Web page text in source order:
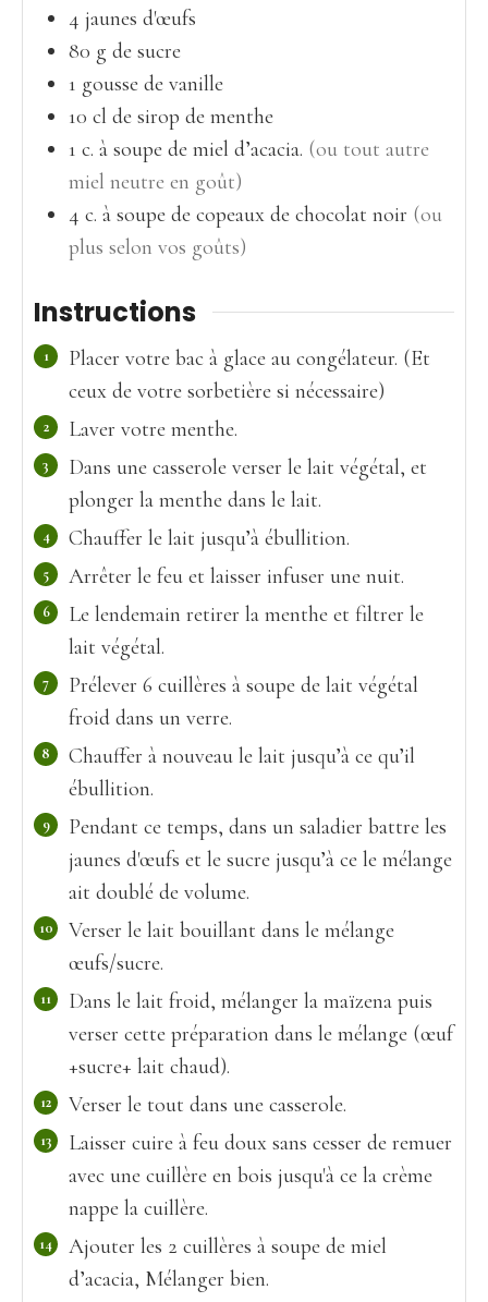
4 jaunes d'œufs
80 g de sucre
1 gousse de vanille
10 cl de sirop de menthe
1 c. à soupe de miel d’acacia. (ou tout autre
miel neutre en goût)
4 c. à soupe de copeaux de chocolat noir (ou
plus selon vos goûts)
Instructions
Placer votre bac à glace au congélateur. (Et
ceux de votre sorbetière si nécessaire)
Laver votre menthe.
Dans une casserole verser le lait végétal, et
plonger la menthe dans le lait.
Chauffer le lait jusqu’à ébullition.
Arrêter le feu et laisser infuser une nuit.
Le lendemain retirer la menthe et filtrer le
lait végétal.
Prélever 6 cuillères à soupe de lait végétal
froid dans un verre.
Chauffer à nouveau le lait jusqu’à ce qu’il
ébullition.
Pendant ce temps, dans un saladier battre les
jaunes d'œufs et le sucre jusqu’à ce le mélange
ait doublé de volume.
Verser le lait bouillant dans le mélange
œufs/sucre.
Dans le lait froid, mélanger la maïzena puis
verser cette préparation dans le mélange (œuf
+sucre+ lait chaud).
Verser le tout dans une casserole.
Laisser cuire à feu doux sans cesser de remuer
avec une cuillère en bois jusqu'à ce la crème
nappe la cuillère.
Ajouter les 2 cuillères à soupe de miel
d’acacia, Mélanger bien.